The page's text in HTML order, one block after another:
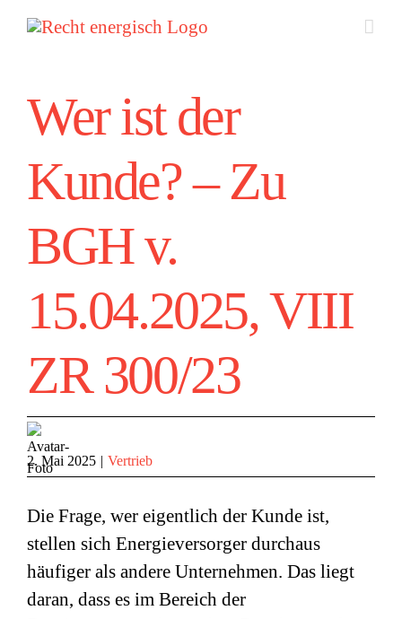
Zum
Inhalt
Wer ist der
Kunde? – Zu
BGH v.
15.04.2025, VIII
ZR 300/23
2. Mai 2025 | Vertrieb
Die Frage, wer eigentlich der Kunde ist,
stellen sich Energieversorger durchaus
häufiger als andere Unternehmen. Das liegt
daran, dass es im Bereich der